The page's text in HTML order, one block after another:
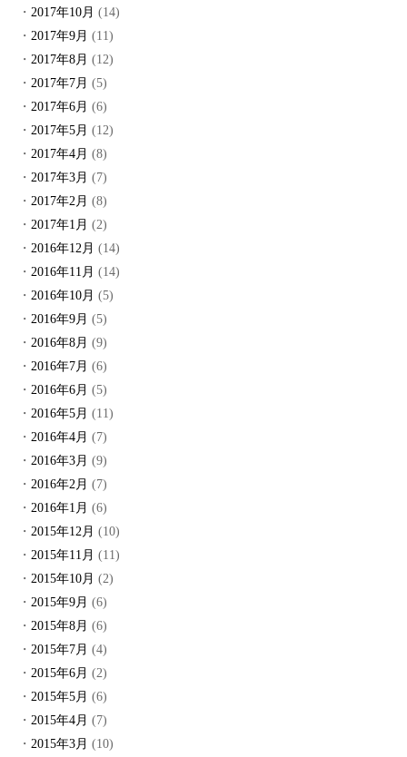
2017年10月 (14)
2017年9月 (11)
2017年8月 (12)
2017年7月 (5)
2017年6月 (6)
2017年5月 (12)
2017年4月 (8)
2017年3月 (7)
2017年2月 (8)
2017年1月 (2)
2016年12月 (14)
2016年11月 (14)
2016年10月 (5)
2016年9月 (5)
2016年8月 (9)
2016年7月 (6)
2016年6月 (5)
2016年5月 (11)
2016年4月 (7)
2016年3月 (9)
2016年2月 (7)
2016年1月 (6)
2015年12月 (10)
2015年11月 (11)
2015年10月 (2)
2015年9月 (6)
2015年8月 (6)
2015年7月 (4)
2015年6月 (2)
2015年5月 (6)
2015年4月 (7)
2015年3月 (10)